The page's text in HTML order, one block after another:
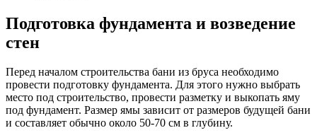
Подготовка фундамента и возведение
стен
Перед началом строительства бани из бруса необходимо
провести подготовку фундамента. Для этого нужно выбрать
место под строительство, провести разметку и выкопать яму
под фундамент. Размер ямы зависит от размеров будущей бани
и составляет обычно около 50-70 см в глубину.